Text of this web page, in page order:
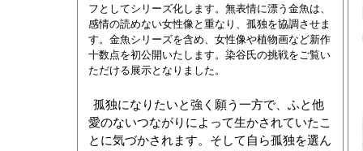
フとしてシリーズ化します。無表情に漂う金魚は、
感情の読めない女性像と重なり、孤独を協調させま
す。金魚シリーズを含め、女性像や植物画など新作
十数点を初公開いたします。染谷氏の挑戦をご覧い
ただける展示となりました。
孤独になりたいと強く願う一方で、ふと他
愛のないつながりによって生かされていたこ
とに気づかされます。そして自ら孤独を選ん